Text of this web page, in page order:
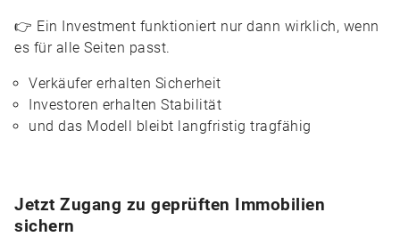
👉 Ein Investment funktioniert nur dann wirklich, wenn
es für alle Seiten passt.
Verkäufer erhalten Sicherheit
Investoren erhalten Stabilität
und das Modell bleibt langfristig tragfähig
Jetzt Zugang zu geprüften Immobilien
sichern